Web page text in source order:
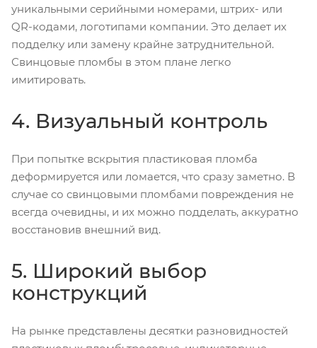
уникальными серийными номерами, штрих- или
QR-кодами, логотипами компании. Это делает их
подделку или замену крайне затруднительной.
Свинцовые пломбы в этом плане легко
имитировать.
4. Визуальный контроль
При попытке вскрытия пластиковая пломба
деформируется или ломается, что сразу заметно. В
случае со свинцовыми пломбами повреждения не
всегда очевидны, и их можно подделать, аккуратно
восстановив внешний вид.
5. Широкий выбор
конструкций
На рынке представлены десятки разновидностей